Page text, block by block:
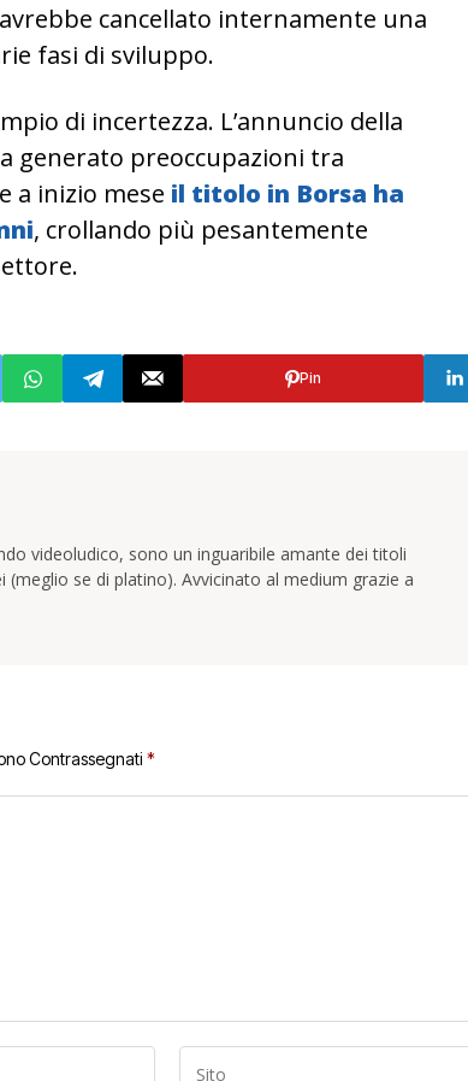
cancellato internamente una
fasi di sviluppo.
di incertezza. L’annuncio della
generato preoccupazioni tra
a inizio mese il titolo in Borsa ha
, crollando più pesantemente
Pin
videoludico, sono un inguaribile amante dei titoli
se di platino). Avvicinato al medium grazie a
Contrassegnati *